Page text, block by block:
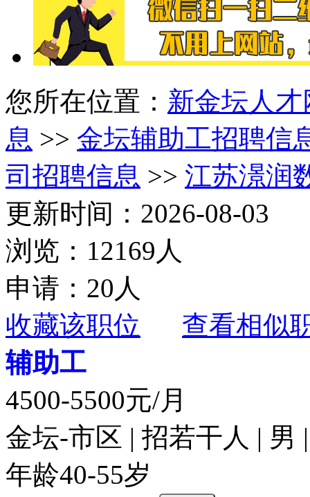
您所在位置： 新金坛人才
息 >> 金坛辅助工招聘信
司招聘信息 >> 江苏澋润
更新时间：2026-08-03
浏览：12169人
申请：20人
收藏该职位
查看相似
辅助工
4500-5500元/月
金坛-市区 | 招若干人 | 男
年龄40-55岁